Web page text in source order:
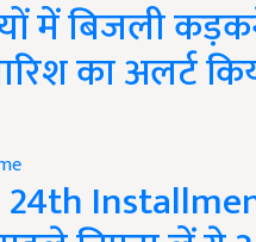
में बिजली
का अलर्ट
24th